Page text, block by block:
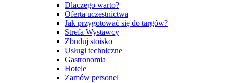
Dlaczego warto?
Oferta uczestnictwa
Jak przygotować się do targów?
Strefa Wystawcy
Zbuduj stoisko
Usługi techniczne
Gastronomia
Hotele
Zamów personel